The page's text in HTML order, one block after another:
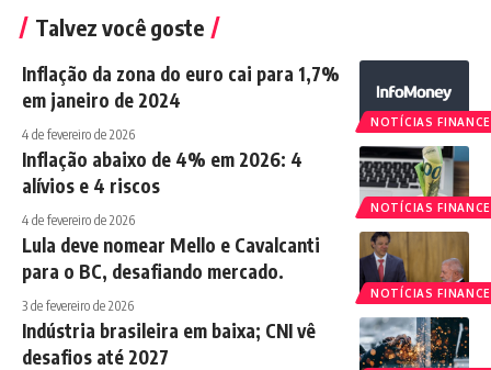
Talvez você goste
NOTÍCIAS
Inflação da zona do euro cai para 1,7%
em janeiro de 2024
4 de fevereiro de 2026
NOTÍCIAS
Inflação abaixo de 4% em 2026: 4
alívios e 4 riscos
4 de fevereiro de 2026
NOTÍCIAS
Lula deve nomear Mello e Cavalcanti
para o BC, desafiando mercado.
3 de fevereiro de 2026
Indústria brasileira em baixa; CNI vê
desafios até 2027